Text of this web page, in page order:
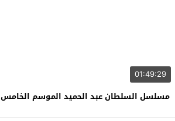
01:49:29
مسلسل السلطان عبد الحميد الموسم الخامس